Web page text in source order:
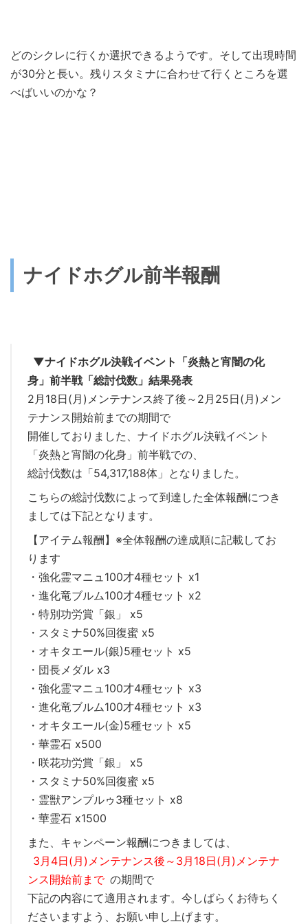
どのシクレに行くか選択できるようです。そして出現時間
が30分と長い。残りスタミナに合わせて行くところを選
べばいいのかな？
ナイドホグル前半報酬
▼ナイドホグル決戦イベント「炎熱と宵闇の化
身」前半戦「総討伐数」結果発表
2月18日(月)メンテナンス終了後～2月25日(月)メン
テナンス開始前までの期間で
開催しておりました、ナイドホグル決戦イベント
「炎熱と宵闇の化身」前半戦での、
総討伐数は「54,317,188体」となりました。
こちらの総討伐数によって到達した全体報酬につき
ましては下記となります。
【アイテム報酬】※全体報酬の達成順に記載してお
ります
・強化霊マニュ100才4種セット x1
・進化竜ブルム100才4種セット x2
・特別功労賞「銀」 x5
・スタミナ50%回復蜜 x5
・オキタエール(銀)5種セット x5
・団長メダル x3
・強化霊マニュ100才4種セット x3
・進化竜ブルム100才4種セット x3
・オキタエール(金)5種セット x5
・華霊石 x500
・咲花功労賞「銀」 x5
・スタミナ50%回復蜜 x5
・霊獣アンプルゥ3種セット x8
・華霊石 x1500
また、キャンペーン報酬につきましては、
3月4日(月)メンテナンス後～3月18日(月)メンテナ
ンス開始前まで の期間で
下記の内容にて適用されます。今しばらくお待ちく
ださいますよう、お願い申し上げます。